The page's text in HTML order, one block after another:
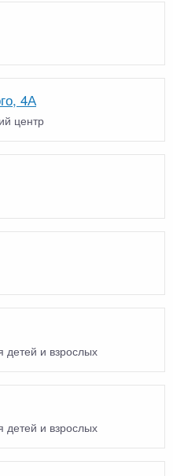
4А
центр
детей и взрослых
детей и взрослых